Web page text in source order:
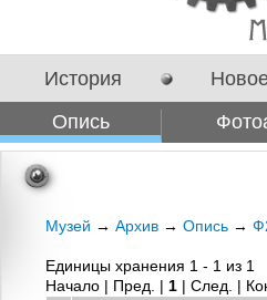
История
Опись
Сотрудничество
Музей → Архив → Опись →
Единицы хранения 1 - 1 из 1
Начало | Пред. | 1 | След. |